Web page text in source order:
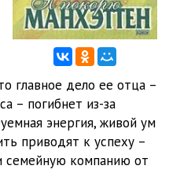
24:59
16:57
24:00
16:12
главное дело ее отца –
– погибнет из-за
энергия, живой ум
приводят к успеху –
семейную компанию от